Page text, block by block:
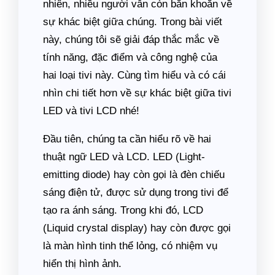
nhiên, nhiều người vẫn còn băn khoăn về
sự khác biệt giữa chúng. Trong bài viết
này, chúng tôi sẽ giải đáp thắc mắc về
tính năng, đặc điểm và công nghệ của
hai loại tivi này. Cùng tìm hiểu và có cái
nhìn chi tiết hơn về sự khác biệt giữa tivi
LED và tivi LCD nhé!
Đầu tiên, chúng ta cần hiểu rõ về hai
thuật ngữ LED và LCD. LED (Light-
emitting diode) hay còn gọi là đèn chiếu
sáng điện tử, được sử dụng trong tivi để
tạo ra ánh sáng. Trong khi đó, LCD
(Liquid crystal display) hay còn được gọi
là màn hình tinh thể lỏng, có nhiệm vụ
hiển thị hình ảnh.